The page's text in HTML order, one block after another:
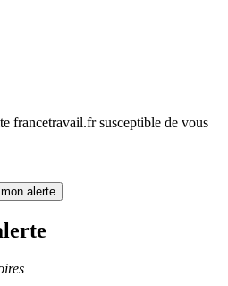
francetravail.fr susceptible de vous
alerte